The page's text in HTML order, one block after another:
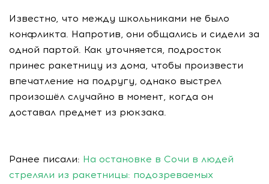
Известно, что между школьниками не было
конфликта. Напротив, они общались и сидели за
одной партой. Как уточняется, подросток
принес ракетницу из дома, чтобы произвести
впечатление на подругу, однако выстрел
произошёл случайно в момент, когда он
доставал предмет из рюкзака.
Ранее писали: На остановке в Сочи в людей
стреляли из ракетницы: подозреваемых